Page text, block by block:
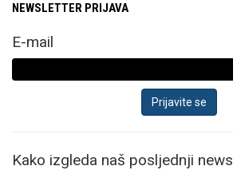
NEWSLETTER PRIJAVA
E-mail
Kako izgleda naš posljednji